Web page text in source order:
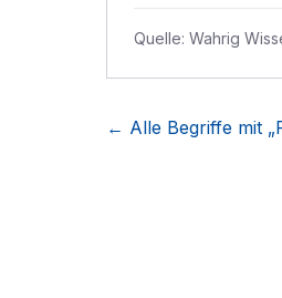
Quelle: Wahrig
← Alle Begriffe mit „